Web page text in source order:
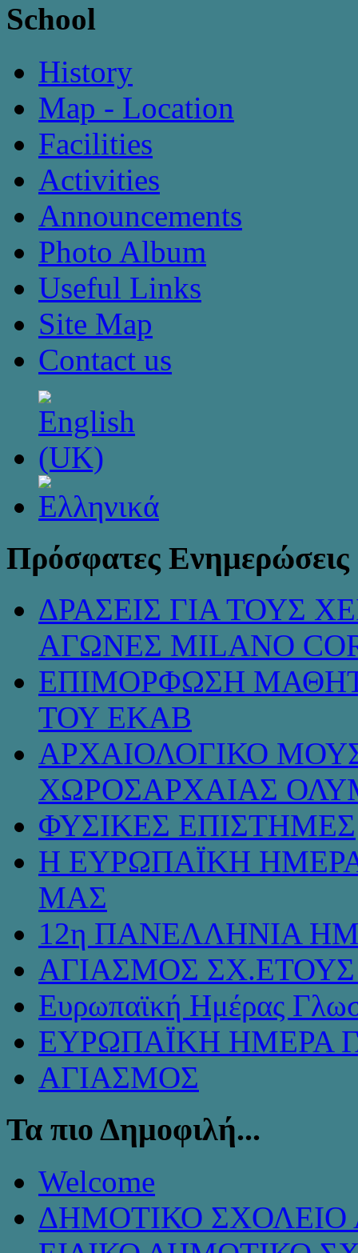
School
History
Map - Location
Facilities
Activities
Announcements
Photo Album
Useful Links
Site Map
Contact us
Πρόσφατες Ενημερώσεις
ΔΡΑΣΕΙΣ ΓΙΑ ΤΟΥΣ
ΑΓΩΝΕΣ MILANO
ΕΠΙΜΟΡΦΩΣΗ
ΤΟΥ ΕΚΑΒ
ΑΡΧΑΙΟΛΟΓΙΚΟ
ΧΩΡΟΣΑΡΧΑΙΑΣ
ΦΥΣΙΚΕΣ ΕΠΙΣΤΗΜΕΣ
Η ΕΥΡΩΠΑΪΚΗ
ΜΑΣ
12η ΠΑΝΕΛΛΗΝΙΑ
ΑΓΙΑΣΜΟΣ ΣΧ.ΕΤΟΥΣ
Ευρωπαϊκή Ημέρας
ΕΥΡΩΠΑΪΚΗ ΗΜΕΡΑ
ΑΓΙΑΣΜΟΣ
Τα πιο Δημοφιλή...
Welcome
ΔΗΜΟΤΙΚΟ ΣΧΟΛΕΙΟ